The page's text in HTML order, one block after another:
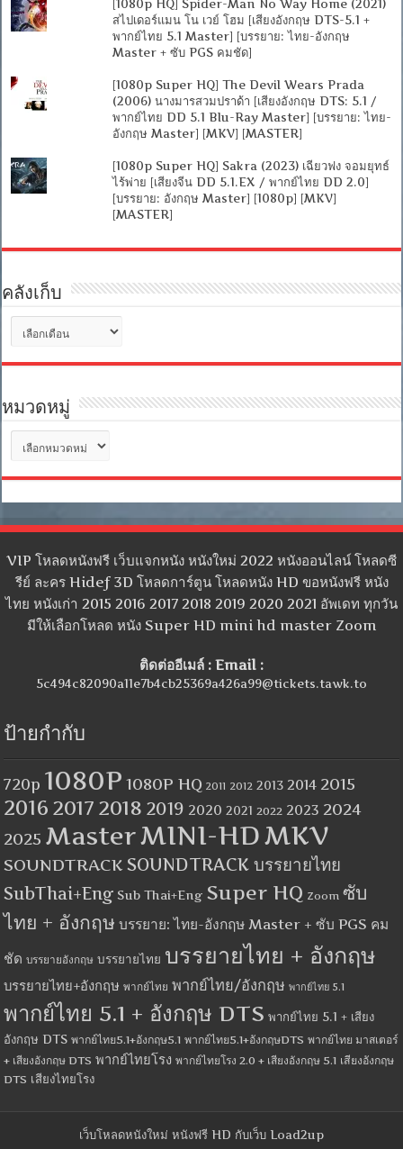
[1080p HQ] Spider-Man No Way Home (2021)
สไปเดอร์แมน โน เวย์ โฮม [เสียงอังกฤษ DTS-5.1 +
พากย์ไทย 5.1 Master] [บรรยาย: ไทย-อังกฤษ
Master + ซับ PGS คมชัด]
[1080p Super HQ] The Devil Wears Prada
(2006) นางมารสวมปราด้า [เสียงอังกฤษ DTS: 5.1 /
พากย์ไทย DD 5.1 Blu-Ray Master] [บรรยาย: ไทย-
อังกฤษ Master] [MKV] [MASTER]
[1080p Super HQ] Sakra (2023) เฉียวฟง จอมยุทธ์
ไร้พ่าย [เสียงจีน DD 5.1.EX / พากย์ไทย DD 2.0]
[บรรยาย: อังกฤษ Master] [1080p] [MKV]
[MASTER]
คลังเก็บ
เก็บ
หมวดหมู่
หมู่
VIP โหลดหนังฟรี เว็บแจกหนัง หนังใหม่ 2022 หนังออนไลน์ โหลดซี
รีย์ ละคร Hidef 3D โหลดการ์ตูน โหลดหนัง HD ขอหนังฟรี หนัง
ไทย หนังเก่า 2015 2016 2017 2018 2019 2020 2021 อัพเดท ทุกวัน
มีให้เลือกโหลด หนัง Super HD mini hd master Zoom
ติดต่ออีเมล์ : Email :
5c494c82090a11e7b4cb25369a426a99@tickets.tawk.to
ป้ายกำกับ
720p 1080P 1080P HQ 2011 2012 2013 2014 2015
2016 2017 2018 2019 2020 2021 2022 2023 2024
2025 MasterMINI-HDMKV
SOUNDTRACK SOUNDTRACK บรรยายไทย
SubThai+Eng Sub Thai+Eng Super HQ Zoom ซับ
ไทย + อังกฤษ บรรยาย: ไทย-อังกฤษ Master + ซับ PGS คม
ชัด บรรยายอังกฤษ บรรยายไทย บรรยายไทย + อังกฤษ
บรรยายไทย+อังกฤษ พากย์ไทย พากย์ไทย/อังกฤษ พากย์ไทย 5.1
พากย์ไทย 5.1 + อังกฤษ DTS พากย์ไทย 5.1 + เสียง
อังกฤษ DTS พากย์ไทย5.1+อังกฤษ5.1 พากย์ไทย5.1+อังกฤษDTS พากย์ไทย มาสเตอร์
+ เสียงอังกฤษ DTS พากย์ไทยโรง พากย์ไทยโรง 2.0 + เสียงอังกฤษ 5.1 เสียงอังกฤษ
DTS เสียงไทยโรง
เว็บโหลดหนังใหม่ หนังฟรี HD กับเว็บ Load2up